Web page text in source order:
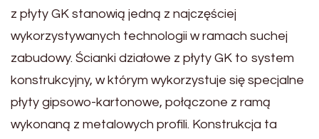
z płyty GK stanowią jedną z najczęściej
wykorzystywanych technologii w ramach suchej
zabudowy. Ścianki działowe z płyty GK to system
konstrukcyjny, w którym wykorzystuje się specjalne
płyty gipsowo-kartonowe, połączone z ramą
wykonaną z metalowych profili. Konstrukcja ta